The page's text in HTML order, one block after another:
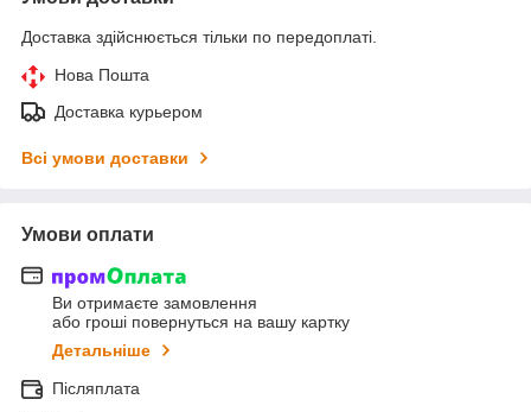
Доставка здійснюється тільки по передоплаті.
Нова Пошта
Доставка курьером
Всі умови доставки
Умови оплати
Ви отримаєте замовлення
або гроші повернуться на вашу картку
Детальніше
Післяплата